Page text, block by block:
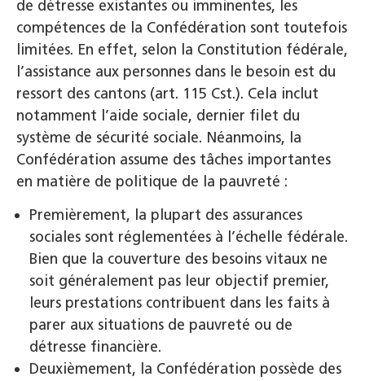
de détresse existantes ou imminentes, les
compétences de la Confédération sont toutefois
limitées. En effet, selon la Constitution fédérale,
l’assistance aux personnes dans le besoin est du
ressort des cantons (art. 115 Cst.). Cela inclut
notamment l’aide sociale, dernier filet du
système de sécurité sociale. Néanmoins, la
Confédération assume des tâches importantes
en matière de politique de la pauvreté :
Premièrement, la plupart des assurances
sociales sont réglementées à l’échelle fédérale.
Bien que la couverture des besoins vitaux ne
soit généralement pas leur objectif premier,
leurs prestations contribuent dans les faits à
parer aux situations de pauvreté ou de
détresse financière.
Deuxièmement, la Confédération possède des